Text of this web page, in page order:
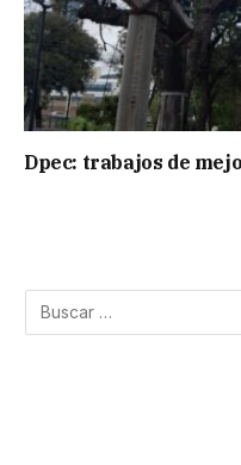
Dpec: trabajos de